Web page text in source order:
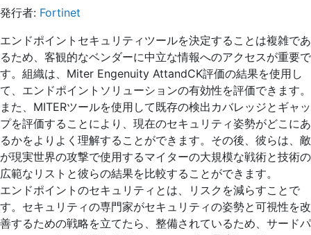
発行者: Fortinet
エンドポイントセキュリティツールを決定することは複雑であ
るため、客観的なベンダーに中立な情報へのアクセスが重要で
す。組織は、Miter Engenuity AttandCK評価の結果を使用し
て、エンドポイントソリューションの有効性を評価できます。
また、MITERツールを使用して既存の検出カバレッジとギャッ
プを評価することにより、現在のセキュリティ姿勢がどこにあ
るかをよりよく理解することができます。その後、彼らは、敵
が現実世界の攻撃で使用するマイターの大規模な戦術と技術の
広範なリストと彼らの結果を比較することができます。
エンドポイントのセキュリティとは、リスクを減らすことで
す。セキュリティの専門家がセキュリティの姿勢と可視性を改
善するための戦略を立てたら、整備されているため、サードパ